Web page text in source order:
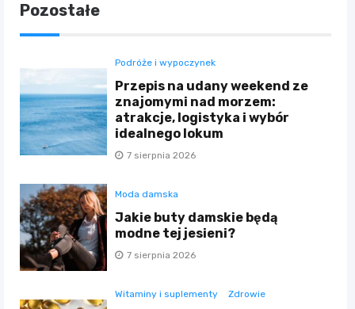
Pozostałe
Podróże i wypoczynek
Przepis na udany weekend ze
znajomymi nad morzem:
atrakcje, logistyka i wybór
idealnego lokum
7 sierpnia 2026
Moda damska
Jakie buty damskie będą
modne tej jesieni?
7 sierpnia 2026
Witaminy i suplementy Zdrowie